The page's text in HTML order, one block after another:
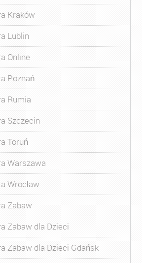
Kraków
Lublin
Online
Poznań
Rumia
Szczecin
Toruń
Warszawa
Wrocław
Zabaw
Zabaw dla Dzieci
Zabaw dla Dzieci Gdańsk